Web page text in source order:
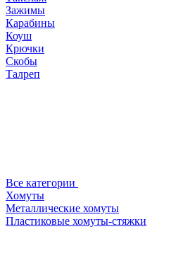
Зажимы
Карабины
Коуш
Крючки
Скобы
Талреп
Все категории
Хомуты
Металлические хомуты
Пластиковые хомуты-стяжки